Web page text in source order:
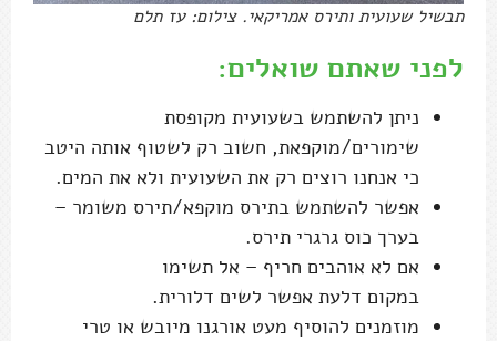
תבשיל שעועית ותירס אמריקאי. צילום: עז תלם
לפני שאתם שואלים:
ניתן להשתמש בשעועית מקופסת
שימורים/מוקפאת, חשוב רק לשטוף אותה היטב
כי אנחנו רוצים רק את השעועית ולא את המים.
אפשר להשתמש בתירס מוקפא/תירס משומר –
בערך כוס גרגרי תירס.
אם לא אוהבים חריף – אל תשימו
במקום דלעת אפשר לשים דלורית.
מוזמנים להוסיף מעט אורגנו מיובש או טרי